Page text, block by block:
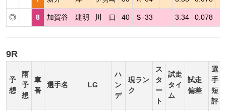
◎ 8 加賀谷 建明 川 口 40 Ｓ-33 3.34 0.078
9R
予
想
雨
予
想
車
番
選手名 LG
ハ
ン
デ
現ラン
ク
ス
タ
ー
ト
試走
タイ
ム
試走
偏差
選
手
短
評